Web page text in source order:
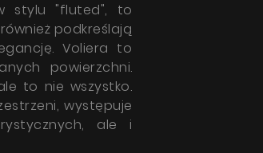
stylu "fluted", to
podkreślają
Voliera to
powierzchni.
to nie wszystko.
występuje
ale i